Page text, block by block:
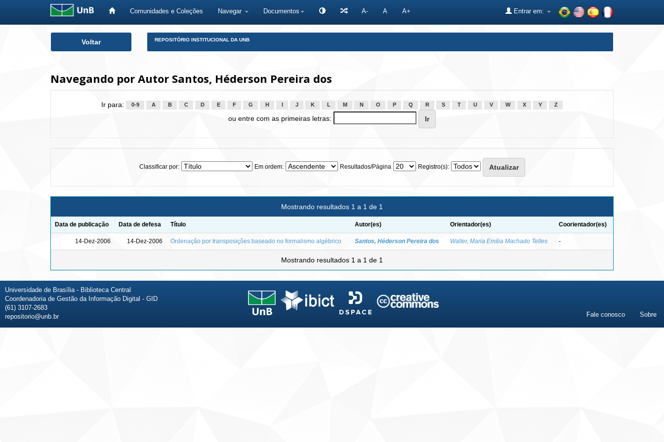
Comunidades e Coleções Navegar Documentos A- A A+ Entrar em:
Voltar REPOSITÓRIO INSTITUCIONAL DA UNB
Navegando por Autor Santos, Héderson Pereira dos
Ir para: 0-9 A B C D E F G H J K L M N O P Q R S T U V W X Y Z
ou entre com as primeiras letras:
Classificar por: Em ordem: Resultados/Página Registro(s):
Mostrando resultados 1 a 1 de 1
Data de publicação Data de defesa Título Autor(es) Orientador(es) Coorientador(es)
14-Dez-2006 14-Dez-2006 Ordenação por transposições baseado no formalismo algébrico Santos, Héderson Pereira dos Walter, Maria Emília Machado Telles -
Mostrando resultados 1 a 1 de 1
Universidade de Brasília - Biblioteca Central
Coordenadoria de Gestão da Informação Digital - GID
(61) 3107-2683
repositorio@unb.br
Fale conosco Sobre